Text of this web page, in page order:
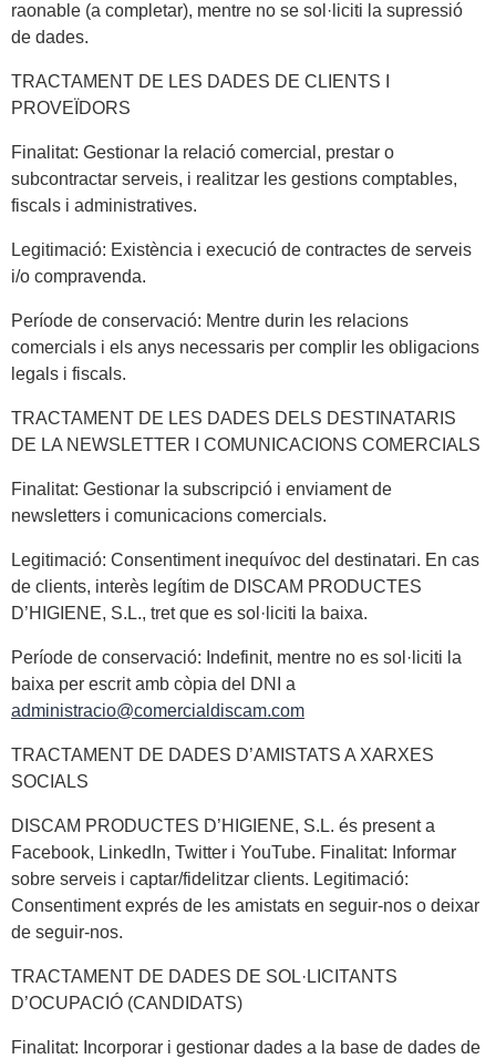
raonable (a completar), mentre no se sol·liciti la supressió
de dades.
TRACTAMENT DE LES DADES DE CLIENTS I
PROVEÏDORS
Finalitat: Gestionar la relació comercial, prestar o
subcontractar serveis, i realitzar les gestions comptables,
fiscals i administratives.
Legitimació: Existència i execució de contractes de serveis
i/o compravenda.
Període de conservació: Mentre durin les relacions
comercials i els anys necessaris per complir les obligacions
legals i fiscals.
TRACTAMENT DE LES DADES DELS DESTINATARIS
DE LA NEWSLETTER I COMUNICACIONS COMERCIALS
Finalitat: Gestionar la subscripció i enviament de
newsletters i comunicacions comercials.
Legitimació: Consentiment inequívoc del destinatari. En cas
de clients, interès legítim de DISCAM PRODUCTES
D’HIGIENE, S.L., tret que es sol·liciti la baixa.
Període de conservació: Indefinit, mentre no es sol·liciti la
baixa per escrit amb còpia del DNI a
administracio@comercialdiscam.com
TRACTAMENT DE DADES D’AMISTATS A XARXES
SOCIALS
DISCAM PRODUCTES D’HIGIENE, S.L. és present a
Facebook, LinkedIn, Twitter i YouTube. Finalitat: Informar
sobre serveis i captar/fidelitzar clients. Legitimació:
Consentiment exprés de les amistats en seguir-nos o deixar
de seguir-nos.
TRACTAMENT DE DADES DE SOL·LICITANTS
D’OCUPACIÓ (CANDIDATS)
Finalitat: Incorporar i gestionar dades a la base de dades de